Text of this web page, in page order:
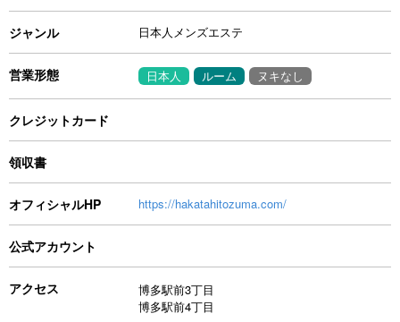
ジャンル 日本人メンズエステ
営業形態 日本人 ルーム ヌキなし
クレジットカード
領収書
オフィシャルHP https://hakatahitozuma.com/
公式アカウント
アクセス
博多駅前3丁目
博多駅前4丁目